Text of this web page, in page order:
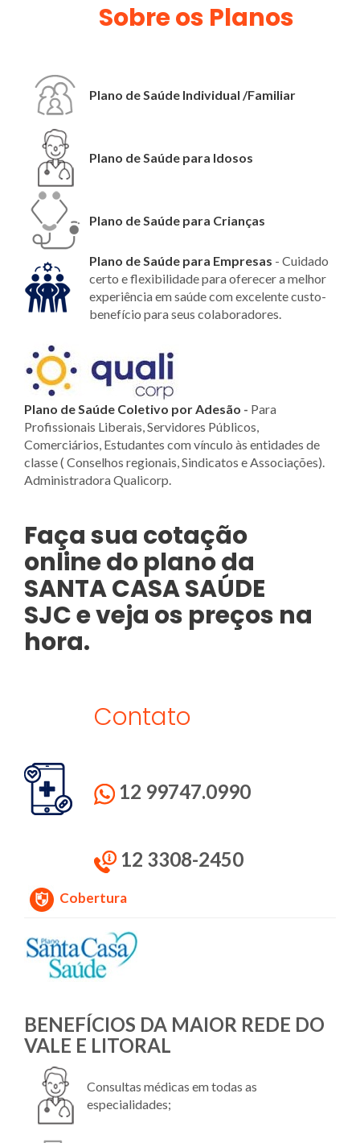
Sobre os Planos
Plano de Saúde Individual /Familiar
Plano de Saúde para Idosos
Plano de Saúde para Crianças
Plano de Saúde para Empresas - Cuidado
certo e flexibilidade para oferecer a melhor
experiência em saúde com excelente custo-
benefício para seus colaboradores.
Plano de Saúde Coletivo por Adesão - Para
Profissionais Liberais, Servidores Públicos,
Comerciários, Estudantes com vínculo às entidades de
classe ( Conselhos regionais, Sindicatos e Associações).
Administradora Qualicorp.
Faça sua cotação
online do plano da
SANTA CASA SAÚDE
SJC e veja os preços na
hora.
Contato
12 99747.0990
12 3308-2450
Cobertura
BENEFÍCIOS DA MAIOR REDE DO
VALE E LITORAL
Consultas médicas em todas as
especialidades;